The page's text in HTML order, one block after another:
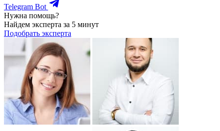
Telegram Bot
Нужна помощь?
Найдем эксперта за 5 минут
Подобрать эксперта